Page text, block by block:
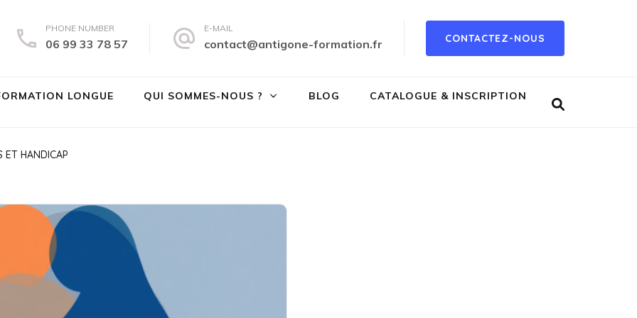
Formation
des droits et à la lutte contre les violences sexistes et sexuelles
PHONE NUMBER
06 99 33 78 57
E-MAIL
contact@antigone-formation.fr CONTACTEZ-NOUS
LONGUE QUI SOMMES-NOUS ? BLOG CATALOGUE & INSCRIPTION
ET HANDICAP